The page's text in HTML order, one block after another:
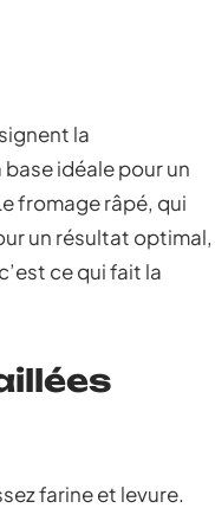
la
idéale pour un
fromage râpé, qui
un résultat optimal,
ce qui fait la
farine et levure.